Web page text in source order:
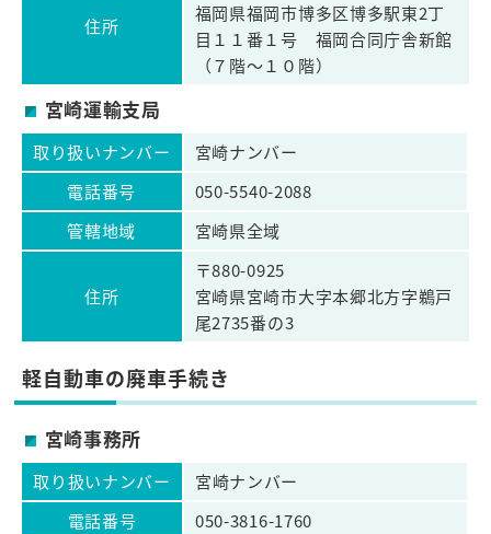
住所
福岡県福岡市博多区博多駅東2丁
目１１番１号 福岡合同庁舎新館
（７階～１０階）
宮崎運輸支局
取り扱いナンバー
宮崎ナンバー
電話番号
050-5540-2088
管轄地域
宮崎県全域
住所
〒880-0925
宮崎県宮崎市大字本郷北方字鵜戸
尾2735番の3
軽自動車の廃車手続き
宮崎事務所
取り扱いナンバー
宮崎ナンバー
電話番号
050-3816-1760